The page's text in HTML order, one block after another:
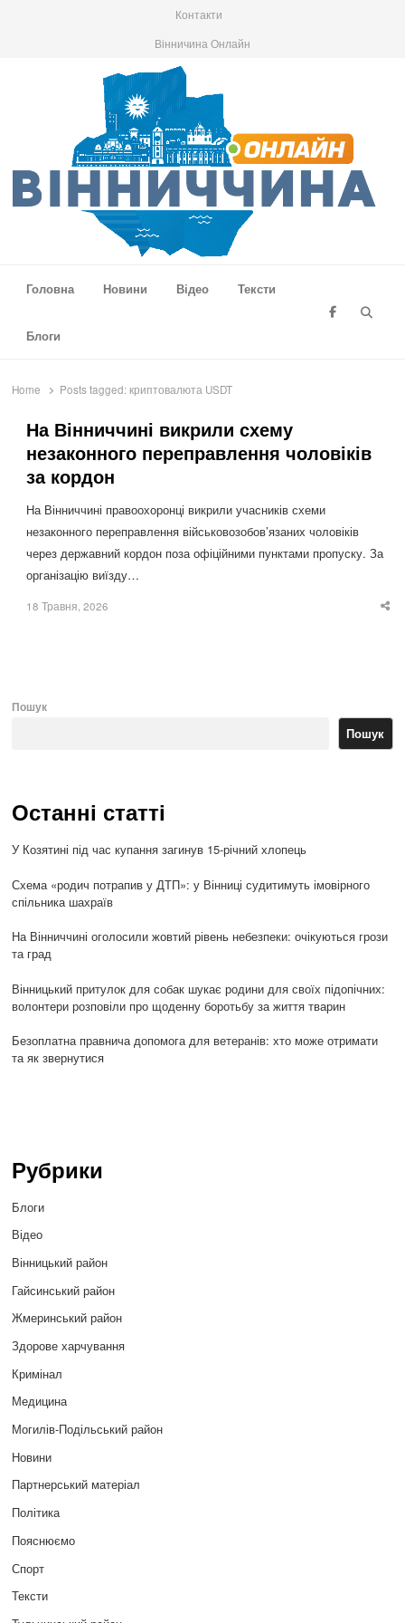
Контакти
Вінничина Онлайн
Головна
Новини Відео Тексти
Блоги
Home Posts tagged: криптовалюта USDT
На Вінниччині викрили схему
незаконного переправлення чоловіків
за кордон
На Вінниччині правоохоронці викрили учасників схеми
незаконного переправлення військовозобов’язаних чоловіків
через державний кордон поза офіційними пунктами пропуску. За
організацію виїзду…
18 Травня, 2026
Пошук
Пошук
Останні статті
У Козятині під час купання загинув 15-річний хлопець
Схема «родич потрапив у ДТП»: у Вінниці судитимуть імовірного
спільника шахраїв
На Вінниччині оголосили жовтий рівень небезпеки: очікуються грози
та град
Вінницький притулок для собак шукає родини для своїх підопічних:
волонтери розповіли про щоденну боротьбу за життя тварин
Безоплатна правнича допомога для ветеранів: хто може отримати
та як звернутися
Рубрики
Блоги
Відео
Вінницький район
Гайсинський район
Жмеринський район
Здорове харчування
Кримінал
Медицина
Могилів-Подільський район
Новини
Партнерський матеріал
Політика
Пояснюємо
Спорт
Тексти